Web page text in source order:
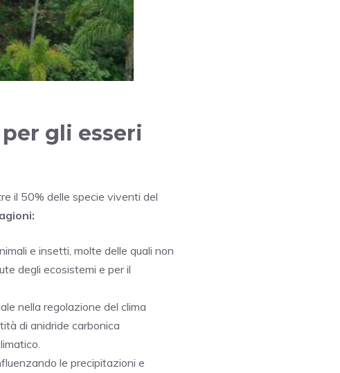
gli esseri
il 50% delle specie viventi del
e insetti, molte delle quali non
degli ecosistemi e per il
nella regolazione del clima
di anidride carbonica
le precipitazioni e